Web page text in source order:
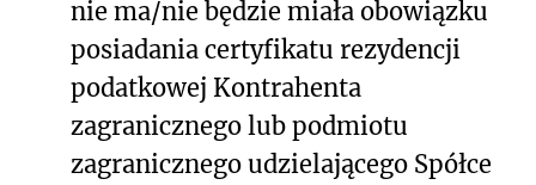
nie ma/nie będzie miała obowiązku
posiadania certyfikatu rezydencji
podatkowej Kontrahenta
zagranicznego lub podmiotu
zagranicznego udzielającego Spółce